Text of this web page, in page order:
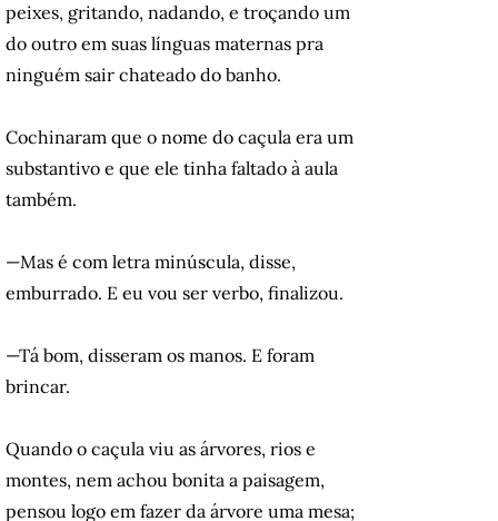
peixes, gritando, nadando, e troçando um
do outro em suas línguas maternas pra
ninguém sair chateado do banho.
Cochinaram que o nome do caçula era um
substantivo e que ele tinha faltado à aula
também.
—Mas é com letra minúscula, disse,
emburrado. E eu vou ser verbo, finalizou.
—Tá bom, disseram os manos. E foram
brincar.
Quando o caçula viu as árvores, rios e
montes, nem achou bonita a paisagem,
pensou logo em fazer da árvore uma mesa;